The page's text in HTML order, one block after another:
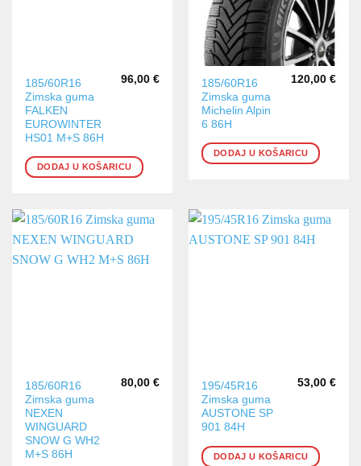
185/60R16
Zimska guma
FALKEN
EUROWINTER
HS01 M+S 86H
96,00 €
DODAJ U KOŠARICU
185/60R16
Zimska guma
Michelin Alpin
6 86H
120,00 €
DODAJ U KOŠARICU
185/60R16
Zimska guma
NEXEN
WINGUARD
SNOW G WH2
M+S 86H
80,00 €
195/45R16
Zimska guma
AUSTONE SP
901 84H
53,00 €
DODAJ U KOŠARICU